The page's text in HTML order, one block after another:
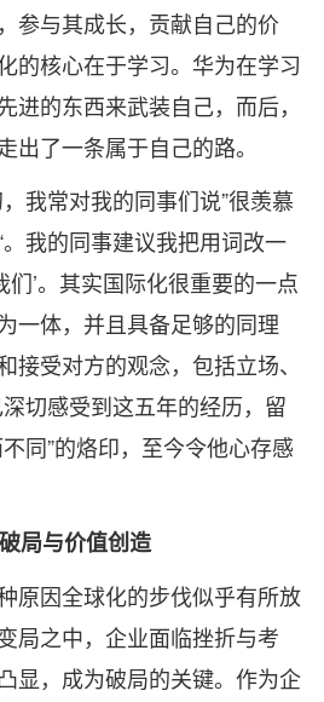
参与其成长，贡献自己的价
的核心在于学习。华为在学习
进的东西来武装自己，而后，
出了一条属于自己的路。
我常对我的同事们说”很羡慕
我的同事建议我把用词改一
们’。其实国际化很重要的一点
一体，并且具备足够的同理
接受对方的观念，包括立场、
切感受到这五年的经历，留
同”的烙印，至今令他心存感
局与价值创造
原因全球化的步伐似乎有所放
局之中，企业面临挫折与考
显，成为破局的关键。作为企